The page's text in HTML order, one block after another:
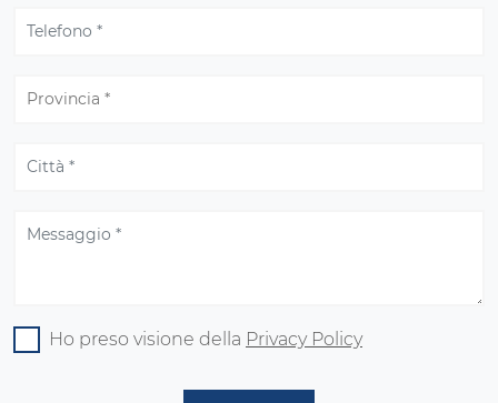
Ho preso visione della Privacy Policy